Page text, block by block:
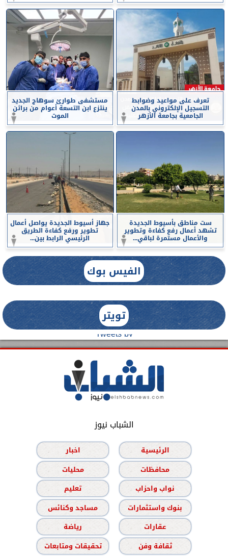
تعرف على مواعيد وضوابط
التسجيل الإلكتروني بالمدن
الجامعية بجامعة الأزهر
مستشفى طوارئ سوهاج الجديد
ينتزع ابن التسعة أعوام من براثن
الموت
ست مناطق بأسيوط الجديدة
تشهد أعمال رفع كفاءة وتطوير
والأعمال مستمرة لباقي...
جهاز أسيوط الجديدة يواصل أعمال
تطوير ورفع كفاءة الطريق
الرئيسي الرابط بين...
الفيس بوك
تويتر
Tweets by
الشباب نيوز
الرئيسية
اخبار
محافظات
محليات
نواب واحزاب
تعليم
بنوك واستثمارات
مساجد وكنائس
عقارات
رياضة
ثقافة وفن
تحقيقات ومتابعات